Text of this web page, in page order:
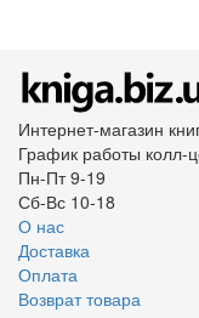
Интернет-магазин
График работы колл-
Пн-Пт 9-19
Сб-Вс 10-18
О нас
Доставка
Оплата
Возврат товара